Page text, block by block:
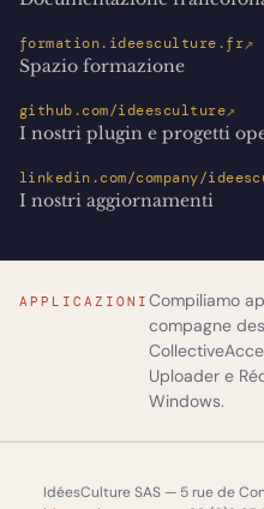
formation.ideesculture.fr↗
Spazio formazione
github.com/ideesculture↗
I nostri plugin e progetti
linkedin.com/company/
I nostri aggiornamenti
APPLICAZIONI Compiliamo
compagne
Uploadere
Windows.
IdéesCulture SAS — 5 rue de